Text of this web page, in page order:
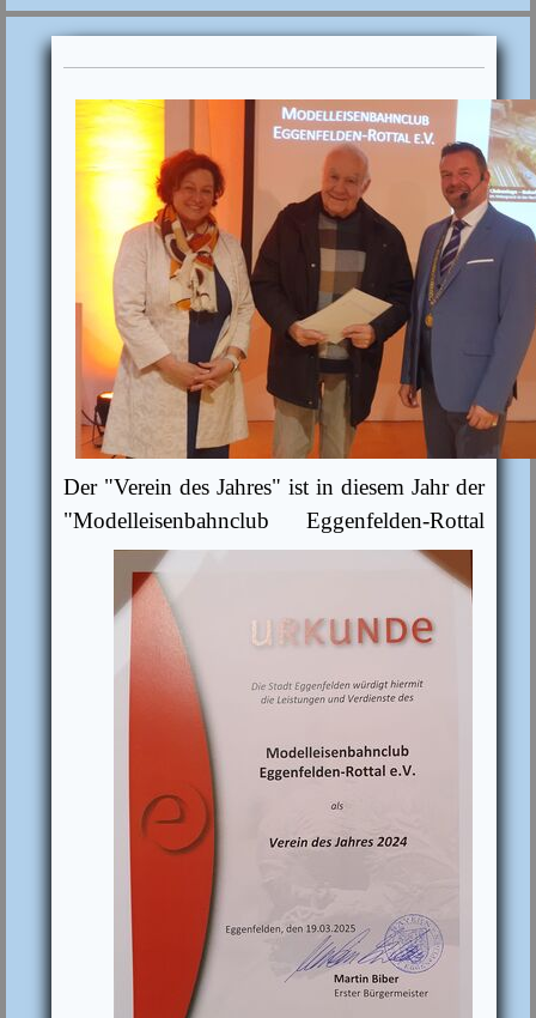
Der "Verein des Jahres" ist in diesem Jahr der
"Modelleisenbahnclub Eggenfelden-Rottal